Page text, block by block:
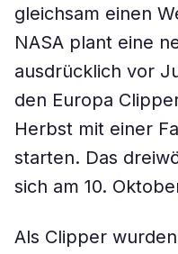
gleichsam einen
NASA plant eine
ausdrücklich vor
den Europa
Herbst mit einer
starten. Das
sich am 10.
Als Clipper